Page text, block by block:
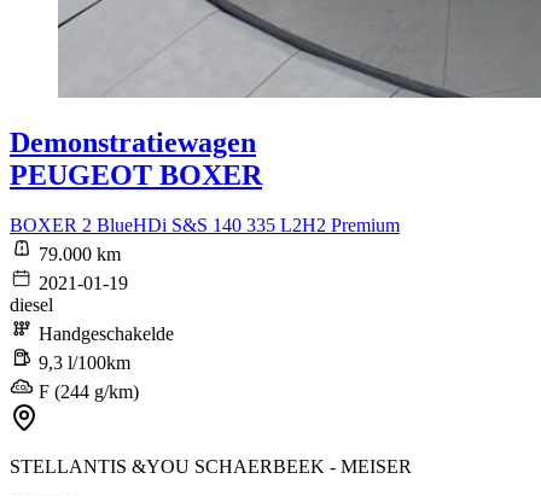
Demonstratiewagen
PEUGEOT BOXER
BOXER 2 BlueHDi S&S 140 335 L2H2 Premium
79.000 km
2021-01-19
diesel
Handgeschakelde
9,3 l/100km
F (244 g/km)
STELLANTIS &YOU SCHAERBEEK - MEISER